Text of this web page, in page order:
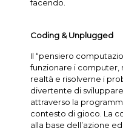
facendo.
Coding & Unplugged
Il “pensiero
funzionare i computer,
realtà e risolverne i
divertente di
attraverso la
contesto di gioco. La
alla base dell’azione